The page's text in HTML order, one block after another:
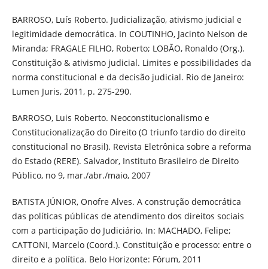
BARROSO, Luís Roberto. Judicialização, ativismo judicial e
legitimidade democrática. In COUTINHO, Jacinto Nelson de
Miranda; FRAGALE FILHO, Roberto; LOBÃO, Ronaldo (Org.).
Constituição & ativismo judicial. Limites e possibilidades da
norma constitucional e da decisão judicial. Rio de Janeiro:
Lumen Juris, 2011, p. 275-290.
BARROSO, Luis Roberto. Neoconstitucionalismo e
Constitucionalização do Direito (O triunfo tardio do direito
constitucional no Brasil). Revista Eletrônica sobre a reforma
do Estado (RERE). Salvador, Instituto Brasileiro de Direito
Público, no 9, mar./abr./maio, 2007
BATISTA JÚNIOR, Onofre Alves. A construção democrática
das políticas públicas de atendimento dos direitos sociais
com a participação do Judiciário. In: MACHADO, Felipe;
CATTONI, Marcelo (Coord.). Constituição e processo: entre o
direito e a política. Belo Horizonte: Fórum, 2011